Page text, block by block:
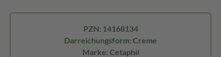
PZN: 14168134
Darreichungsform: Creme
Marke: Cetaphil